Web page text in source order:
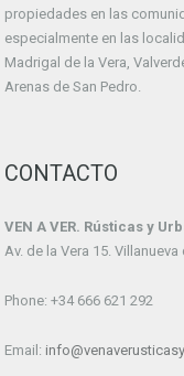
propiedades en las
especialmente en las
Madrigal de la Vera,
Arenas de San Pedro.
CONTACTO
VEN A VER. Rústicas y
Av. de la Vera 15.
Phone: +34 666 621 292
Email: